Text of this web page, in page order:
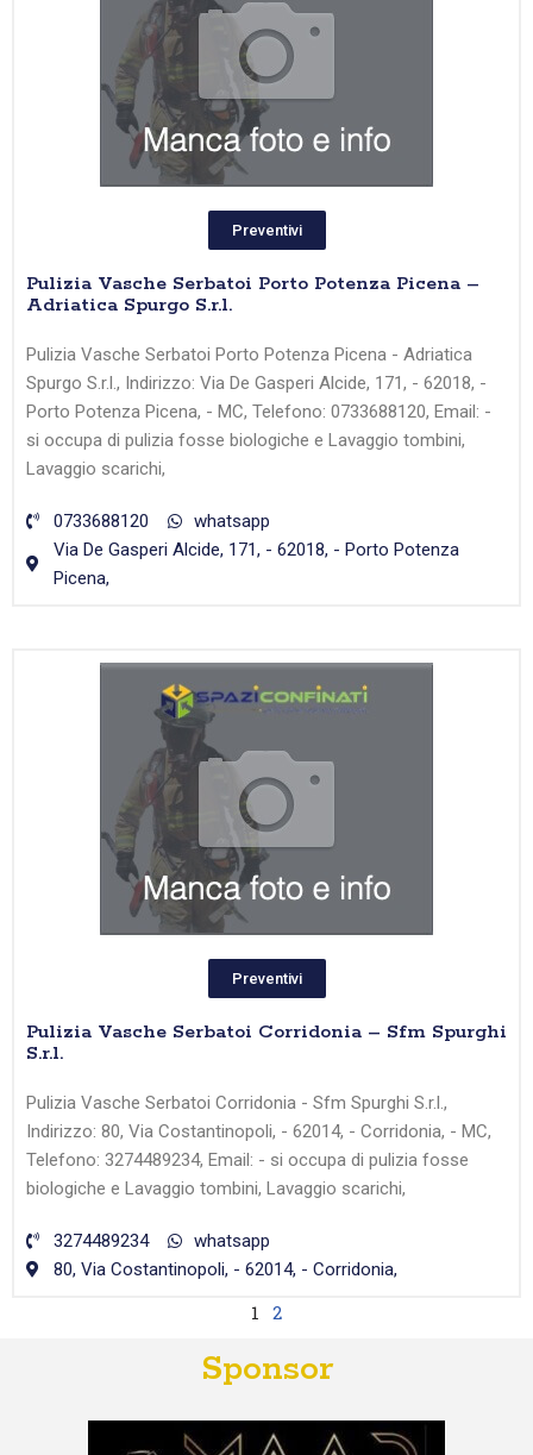
Preventivi
Pulizia Vasche Serbatoi Porto Potenza Picena –
Adriatica Spurgo S.r.l.
Pulizia Vasche Serbatoi Porto Potenza Picena - Adriatica
Spurgo S.r.l., Indirizzo: Via De Gasperi Alcide, 171, - 62018, -
Porto Potenza Picena, - MC, Telefono: 0733688120, Email: -
si occupa di pulizia fosse biologiche e Lavaggio tombini,
Lavaggio scarichi,
0733688120
whatsapp
Via De Gasperi Alcide, 171, - 62018, - Porto Potenza
Picena,
Preventivi
Pulizia Vasche Serbatoi Corridonia – Sfm Spurghi
S.r.l.
Pulizia Vasche Serbatoi Corridonia - Sfm Spurghi S.r.l.,
Indirizzo: 80, Via Costantinopoli, - 62014, - Corridonia, - MC,
Telefono: 3274489234, Email: - si occupa di pulizia fosse
biologiche e Lavaggio tombini, Lavaggio scarichi,
3274489234
whatsapp
80, Via Costantinopoli, - 62014, - Corridonia,
1 2
Sponsor